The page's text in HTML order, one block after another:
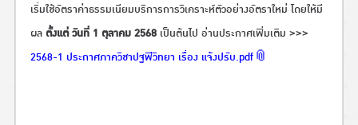
เริ่มใช้อัตราค่าธรรมเนียมบริการการวิเคราะห์ตัวอย่างอัตราใหม่ โดยให้มี
ผล ตั้งแต่ วันที่ 1 ตุลาคม 2568เป็นต้นไป อ่านประกาศเพิ่มเติม >>>
2568-1 ประกาศภาควิชาปฐพีวิทยา เรื่อง แจ้งปรับ.pdf